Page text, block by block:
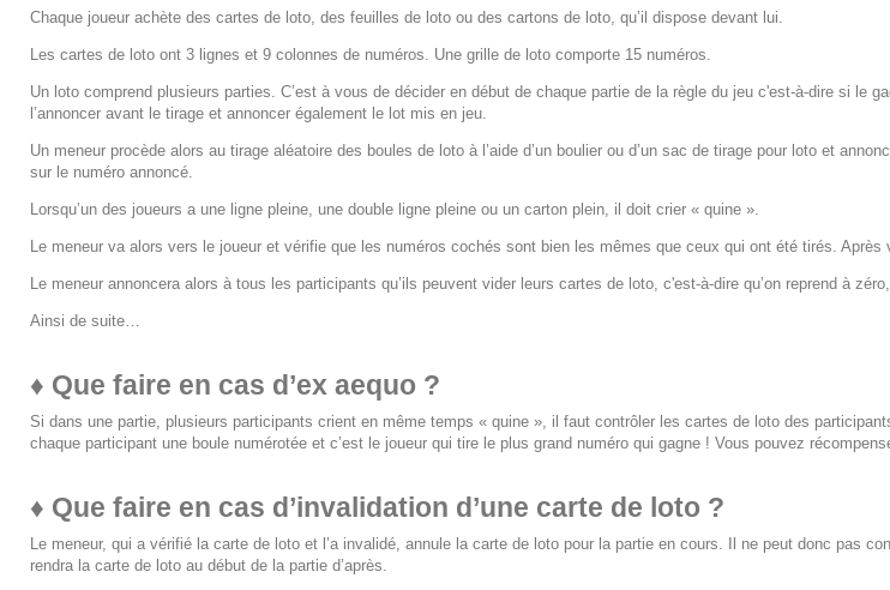
Chaque joueur achète des cartes de loto, des feuilles de loto ou des cartons de loto, qu’il dispose devant lui.
Les cartes de loto ont 3 lignes et 9 colonnes de numéros. Une grille de loto comporte 15 numéros.
Un loto comprend plusieurs parties. C’est à vous de décider en début de chaque partie de la règle du jeu c'est-à-dire si le
l’annoncer avant le tirage et annoncer également le lot mis en jeu.
Un meneur procède alors au tirage aléatoire des boules de loto à l’aide d’un boulier ou d’un sac de tirage pour loto et
sur le numéro annoncé.
Lorsqu’un des joueurs a une ligne pleine, une double ligne pleine ou un carton plein, il doit crier « quine ».
Le meneur va alors vers le joueur et vérifie que les numéros cochés sont bien les mêmes que ceux qui ont été tirés.
Le meneur annoncera alors à tous les participants qu’ils peuvent vider leurs cartes de loto, c'est-à-dire qu’on reprend à
Ainsi de suite…
♦ Que faire en cas d’ex aequo ?
Si dans une partie, plusieurs participants crient en même temps « quine », il faut contrôler les cartes de loto des
chaque participant une boule numérotée et c’est le joueur qui tire le plus grand numéro qui gagne ! Vous pouvez
♦ Que faire en cas d’invalidation d’une carte de loto ?
Le meneur, qui a vérifié la carte de loto et l’a invalidé, annule la carte de loto pour la partie en cours. Il ne peut donc pas
rendra la carte de loto au début de la partie d’après.